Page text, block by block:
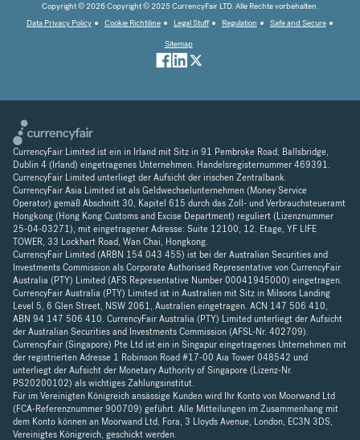
Copyright © 2026 Copyright © 2025 CurrencyFair LTD. Alle Rechte vorbehalten.
Data Privacy Policy
Cookie Richtiline Legal Stuff Regulation
Safe and Secure
Sitemap
CurrencyFair Limited ist ein in Irland mit Sitz in 91 Pembroke Road, Ballsbridge,
Dublin 4 (Irland) eingetragenes Unternehmen. Handelsregisternummer 469391.
CurrencyFair Limited unterliegt der Aufsicht der irischen Zentralbank.
CurrencyFair Asia Limited ist als Geldwechselunternehmen (Money Service
Operator) gemäß Abschnitt 30, Kapitel 615 durch das Zoll- und Verbrauchsteueramt
Hongkong (Hong Kong Customs and Excise Department) reguliert (Lizenznummer
25-04-03271), mit eingetragener Adresse: Suite 12100, 12. Etage, YF LIFE
TOWER, 33 Lockhart Road, Wan Chai, Hongkong.
CurrencyFair Limited (ARBN 154 043 455) ist bei der Australian Securities and
Investments Commission als Corporate Authorised Representative von CurrencyFair
Australia (PTY) Limited (AFS Representative Number 00041945000) eingetragen.
CurrencyFair Australia (PTY) Limited ist in Australien mit Sitz in Milsons Landing
Level 5, 6 Glen Street, NSW 2061, Australien eingetragen. ACN 147 506 410,
ABN 94 147 506 410. CurrencyFair Australia (PTY) Limited unterliegt der Aufsicht
der Australian Securities and Investments Commission (AFSL-Nr. 402709).
CurrencyFair (Singapore) Pte Ltd ist ein in Singapur eingetragenes Unternehmen mit
der registrierten Adresse 1 Robinson Road #17-00 Aia Tower 048542 und
unterliegt der Aufsicht der Monetary Authority of Singapore (Lizenz-Nr.
PS20200102) als wichtiges Zahlungsinstitut.
Für im Vereinigten Königreich ansässige Kunden wird Ihr Konto von Moorwand Ltd
(FCA-Referenznummer 900709) geführt. Alle Mitteilungen im Zusammenhang mit
dem Konto können an Moorwand Ltd, Fora, 3 Lloyds Avenue, London, EC3N 3DS,
Vereinigtes Königreich, geschickt werden.